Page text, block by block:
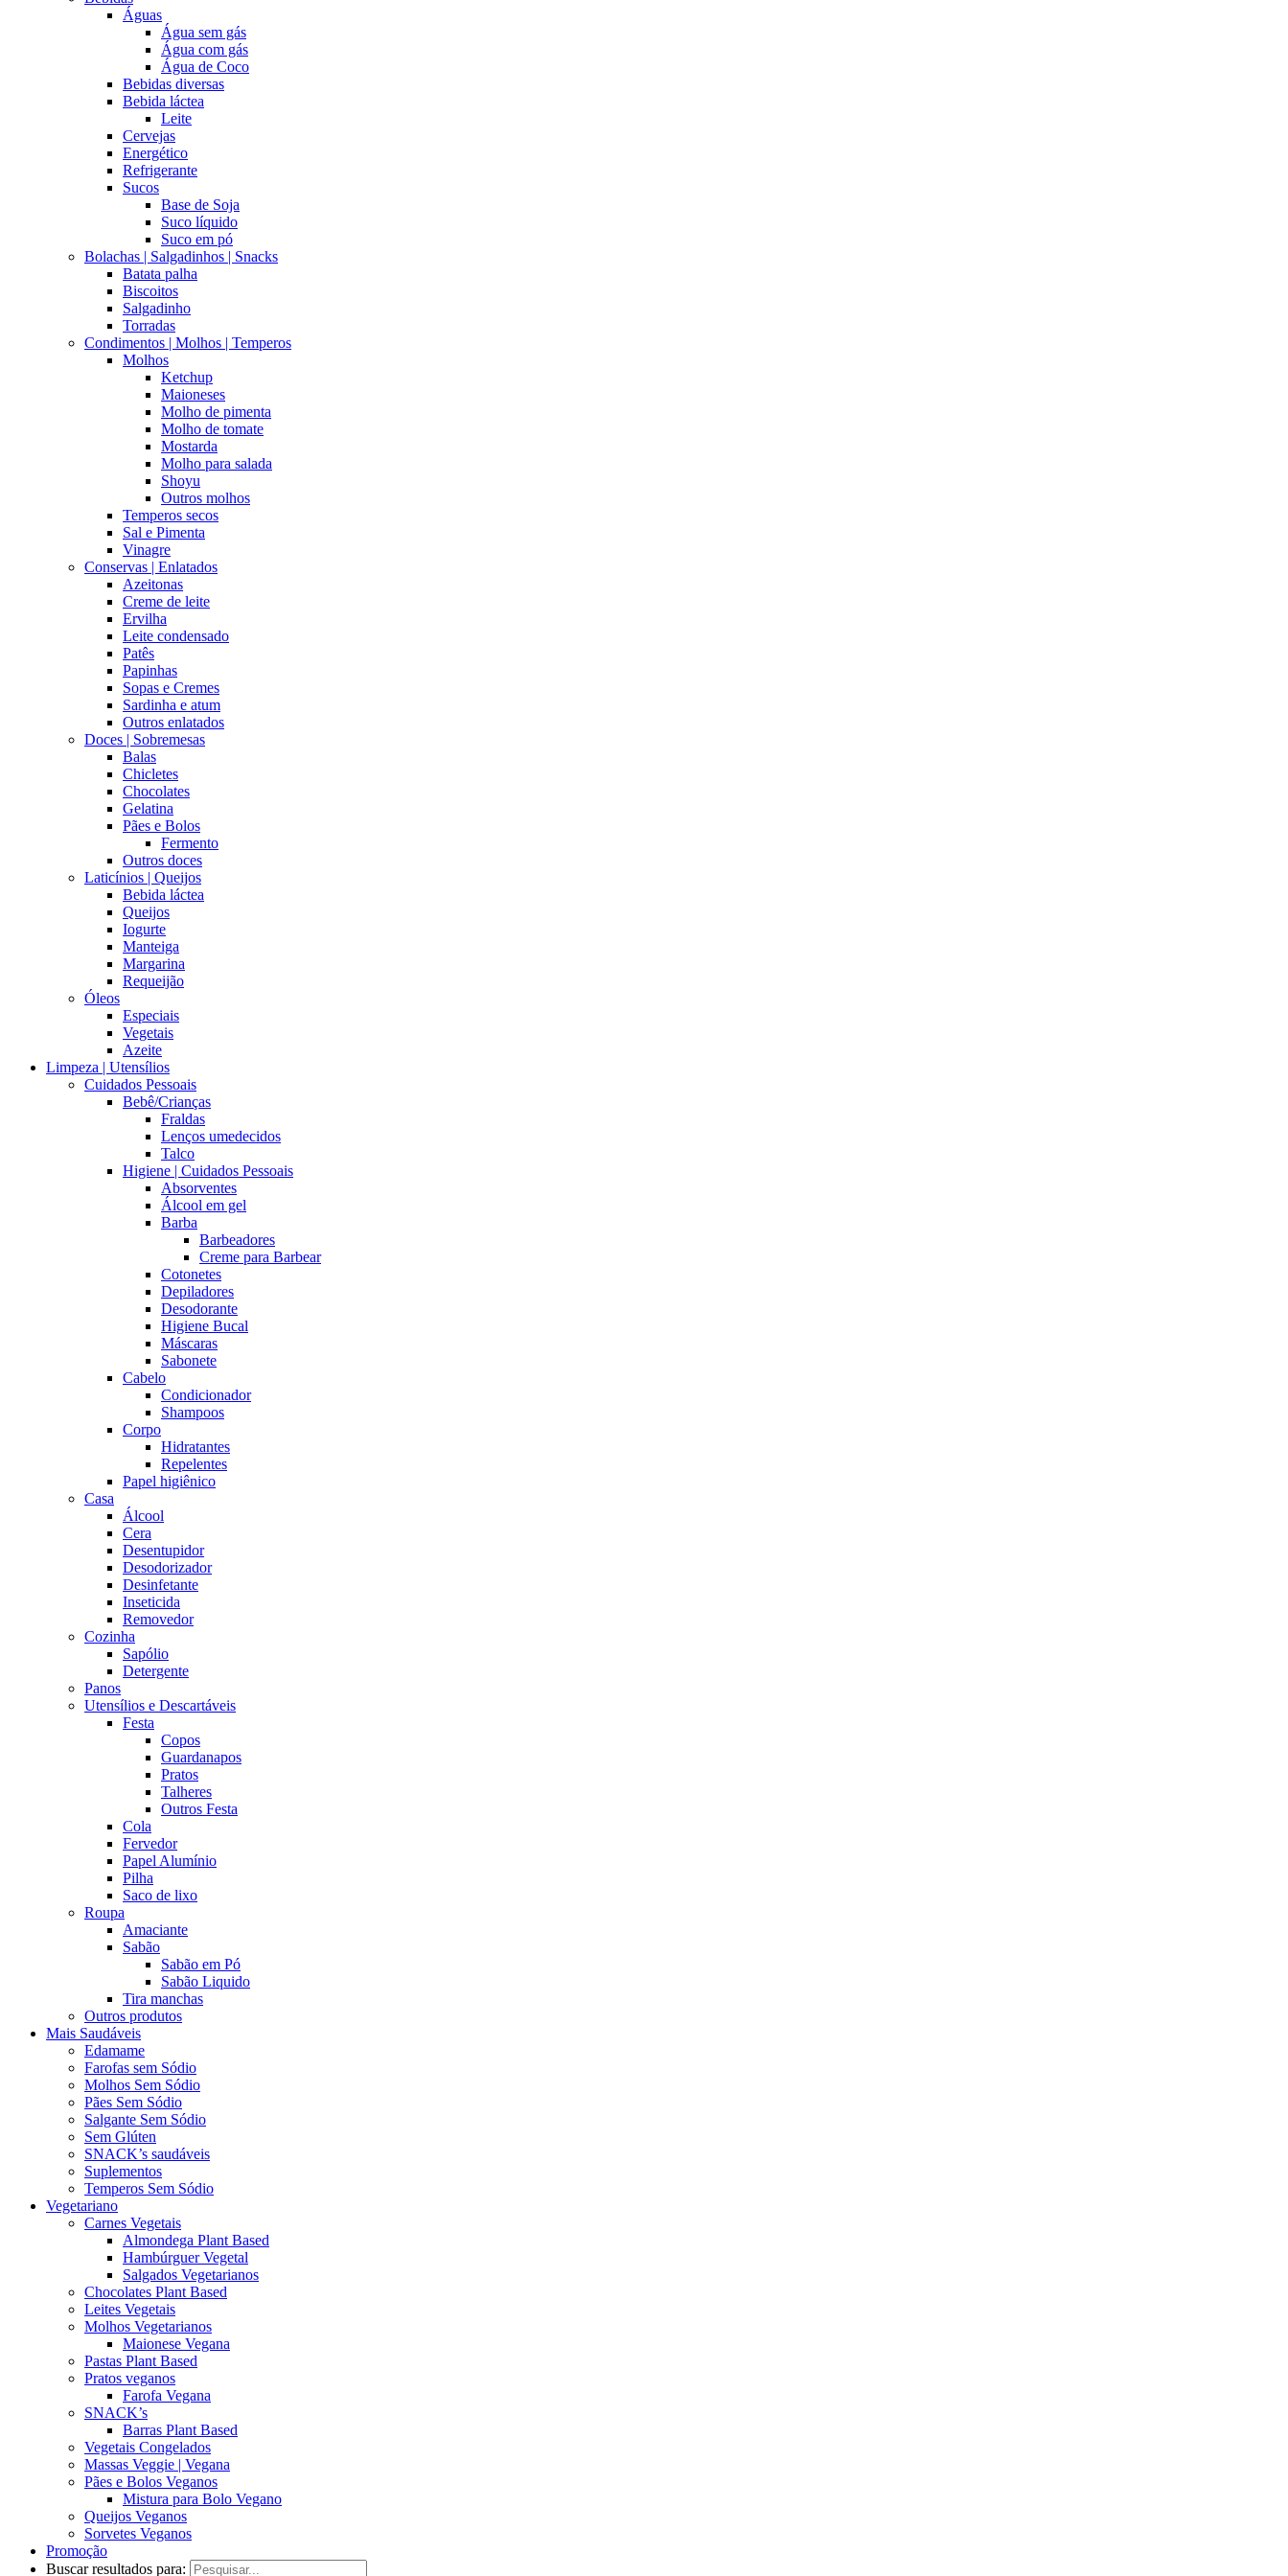
Águas
Água sem gás
Água com gás
Água de Coco
Bebidas diversas
Bebida láctea
Leite
Cervejas
Energético
Refrigerante
Sucos
Base de Soja
Suco líquido
Suco em pó
Bolachas | Salgadinhos | Snacks
Batata palha
Biscoitos
Salgadinho
Torradas
Condimentos | Molhos | Temperos
Molhos
Ketchup
Maioneses
Molho de pimenta
Molho de tomate
Mostarda
Molho para salada
Shoyu
Outros molhos
Temperos secos
Sal e Pimenta
Vinagre
Conservas | Enlatados
Azeitonas
Creme de leite
Ervilha
Leite condensado
Patês
Papinhas
Sopas e Cremes
Sardinha e atum
Outros enlatados
Doces | Sobremesas
Balas
Chicletes
Chocolates
Gelatina
Pães e Bolos
Fermento
Outros doces
Laticínios | Queijos
Bebida láctea
Queijos
Iogurte
Manteiga
Margarina
Requeijão
Óleos
Especiais
Vegetais
Azeite
Limpeza | Utensílios
Cuidados Pessoais
Bebê/Crianças
Fraldas
Lenços umedecidos
Talco
Higiene | Cuidados Pessoais
Absorventes
Álcool em gel
Barba
Barbeadores
Creme para Barbear
Cotonetes
Depiladores
Desodorante
Higiene Bucal
Máscaras
Sabonete
Cabelo
Condicionador
Shampoos
Corpo
Hidratantes
Repelentes
Papel higiênico
Casa
Álcool
Cera
Desentupidor
Desodorizador
Desinfetante
Inseticida
Removedor
Cozinha
Sapólio
Detergente
Panos
Utensílios e Descartáveis
Festa
Copos
Guardanapos
Pratos
Talheres
Outros Festa
Cola
Fervedor
Papel Alumínio
Pilha
Saco de lixo
Roupa
Amaciante
Sabão
Sabão em Pó
Sabão Liquido
Tira manchas
Outros produtos
Mais Saudáveis
Edamame
Farofas sem Sódio
Molhos Sem Sódio
Pães Sem Sódio
Salgante Sem Sódio
Sem Glúten
SNACK’s saudáveis
Suplementos
Temperos Sem Sódio
Vegetariano
Carnes Vegetais
Almondega Plant Based
Hambúrguer Vegetal
Salgados Vegetarianos
Chocolates Plant Based
Leites Vegetais
Molhos Vegetarianos
Maionese Vegana
Pastas Plant Based
Pratos veganos
Farofa Vegana
SNACK’s
Barras Plant Based
Vegetais Congelados
Massas Veggie | Vegana
Pães e Bolos Veganos
Mistura para Bolo Vegano
Queijos Veganos
Sorvetes Veganos
Promoção
Buscar resultados para: